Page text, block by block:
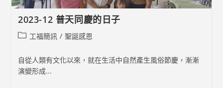
求
服
事
機
2023-12 普天同慶的日子
Post工福簡訊 / 聖誕感恩
自從人類有文化以來，就在生活中自然產生風俗節慶，漸漸
演變形成...